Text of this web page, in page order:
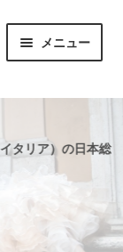
メニュー
ブ
ー
タリア）の日本総